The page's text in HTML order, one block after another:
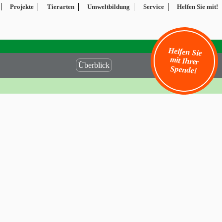
Projekte Tierarten Umweltbildung Service Helfen Sie mit!
Helfen Sie
mit Ihrer
Spende!
Überblick